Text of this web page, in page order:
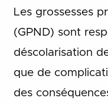
Les grossesses
(GPND) sont
déscolarisation
que de
des